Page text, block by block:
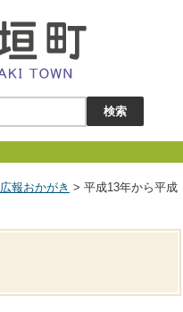
広報おかがき > 平成13年から平成